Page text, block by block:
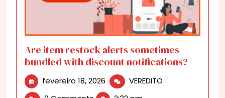
Are item restock alerts sometimes
bundled with discount notifications?
fevereiro 18, 2026 fevereiro
18,
VEREDITO